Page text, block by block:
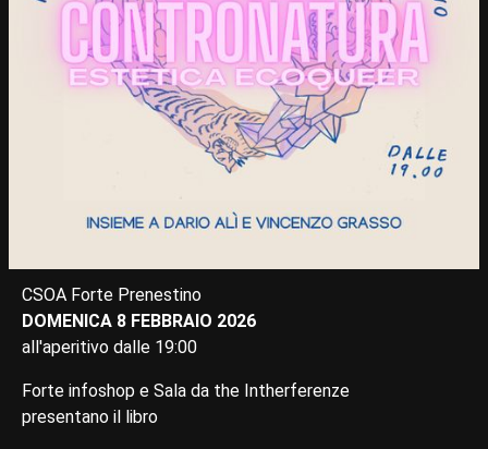
CSOA Forte Prenestino
DOMENICA 8 FEBBRAIO 2026
all'aperitivo dalle 19:00
Forte infoshop e Sala da the Intherferenze
presentano il libro